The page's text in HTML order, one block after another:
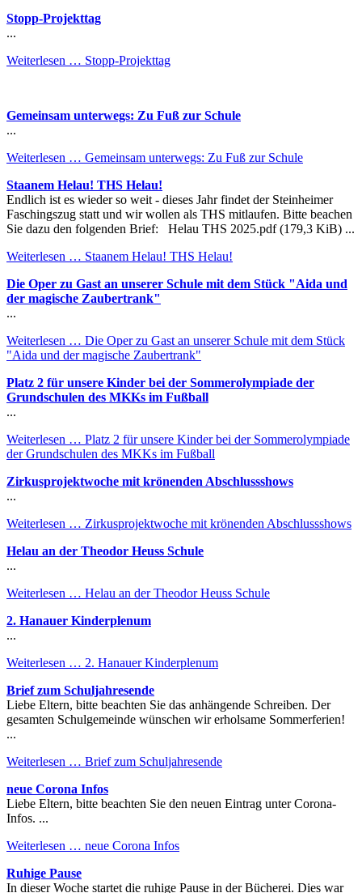
Stopp-Projekttag
...
Weiterlesen … Stopp-Projekttag
Gemeinsam unterwegs: Zu Fuß zur Schule
...
Weiterlesen … Gemeinsam unterwegs: Zu Fuß zur Schule
Staanem Helau! THS Helau!
Endlich ist es wieder so weit - dieses Jahr findet der Steinheimer
Faschingszug statt und wir wollen als THS mitlaufen. Bitte beachen
Sie dazu den folgenden Brief: Helau THS 2025.pdf (179,3 KiB) ...
Weiterlesen … Staanem Helau! THS Helau!
Die Oper zu Gast an unserer Schule mit dem Stück "Aida und
der magische Zaubertrank"
...
Weiterlesen … Die Oper zu Gast an unserer Schule mit dem Stück
"Aida und der magische Zaubertrank"
Platz 2 für unsere Kinder bei der Sommerolympiade der
Grundschulen des MKKs im Fußball
...
Weiterlesen … Platz 2 für unsere Kinder bei der Sommerolympiade
der Grundschulen des MKKs im Fußball
Zirkusprojektwoche mit krönenden Abschlussshows
...
Weiterlesen … Zirkusprojektwoche mit krönenden Abschlussshows
Helau an der Theodor Heuss Schule
...
Weiterlesen … Helau an der Theodor Heuss Schule
2. Hanauer Kinderplenum
...
Weiterlesen … 2. Hanauer Kinderplenum
Brief zum Schuljahresende
Liebe Eltern, bitte beachten Sie das anhängende Schreiben. Der
gesamten Schulgemeinde wünschen wir erholsame Sommerferien!
...
Weiterlesen … Brief zum Schuljahresende
neue Corona Infos
Liebe Eltern, bitte beachten Sie den neuen Eintrag unter Corona-
Infos. ...
Weiterlesen … neue Corona Infos
Ruhige Pause
In dieser Woche startet die ruhige Pause in der Bücherei. Dies war